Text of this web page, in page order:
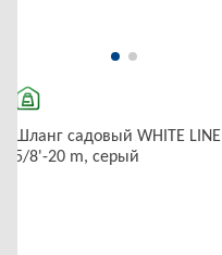
Шланг садовый WHITE LINE
5/8'-20 m, серый